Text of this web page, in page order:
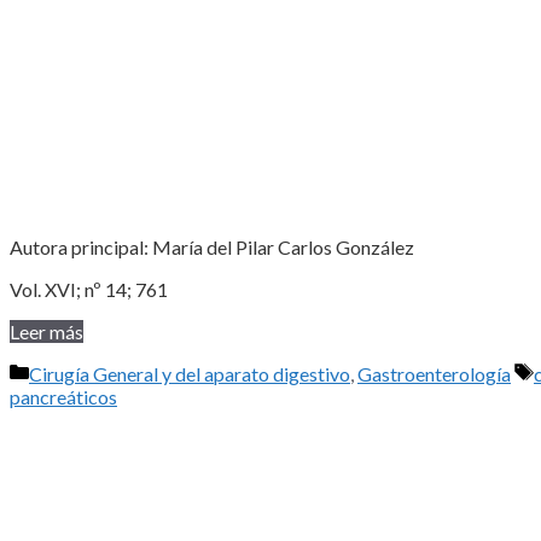
Autora principal: María del Pilar Carlos González
Vol. XVI; nº 14; 761
Leer más
Categorías
Cirugía General y del aparato digestivo,Gastroenterología
pancreáticos